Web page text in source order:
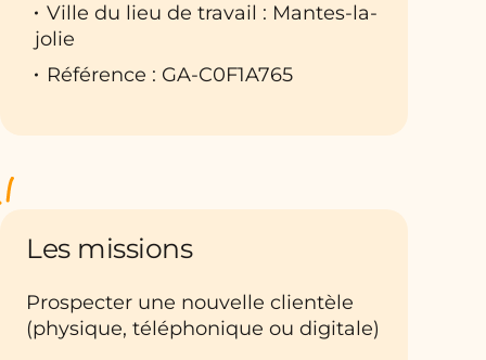
Ville du lieu de travail : Mantes-la-
jolie
Référence : GA-C0F1A765
Les missions
Prospecter une nouvelle clientèle
(physique, téléphonique ou digitale)